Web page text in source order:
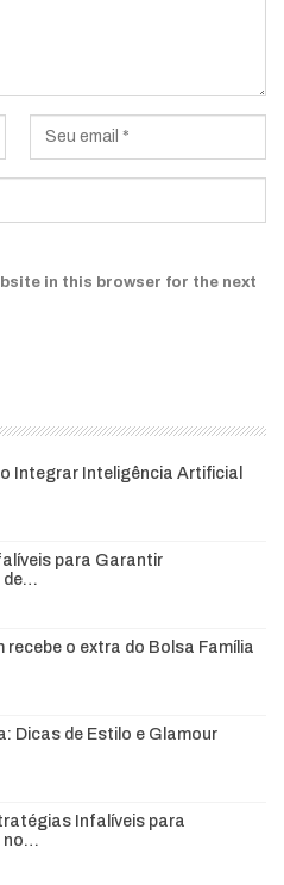
in this browser for the next
Integrar Inteligência Artificial
para Garantir
de…
recebe o extra do Bolsa Família
Dicas de Estilo e Glamour
Infalíveis para
no…